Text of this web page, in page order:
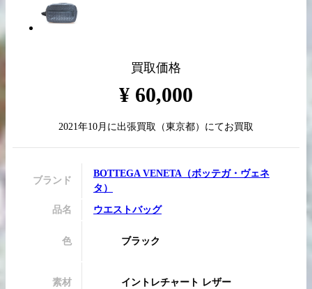
買取価格
¥ 60,000
2021年10月 に出張買取 （東京都）にてお買取
ブランド
BOTTEGA VENETA （ボッテガ・ヴェネ
タ ）
品名 ウエストバッグ
色 ブラック
素材 イントレチャート レザー